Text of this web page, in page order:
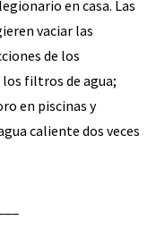
en casa. Las
vaciar las
de los
filtros de agua;
en piscinas y
caliente dos veces